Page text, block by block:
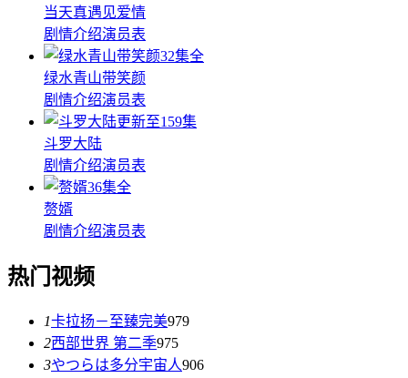
当天真遇见爱情
剧情介绍演员表
32集全
绿水青山带笑颜
剧情介绍演员表
更新至159集
斗罗大陆
剧情介绍演员表
36集全
赘婿
剧情介绍演员表
热门视频
1卡拉扬－至臻完美979
2西部世界 第二季975
3やつらは多分宇宙人906